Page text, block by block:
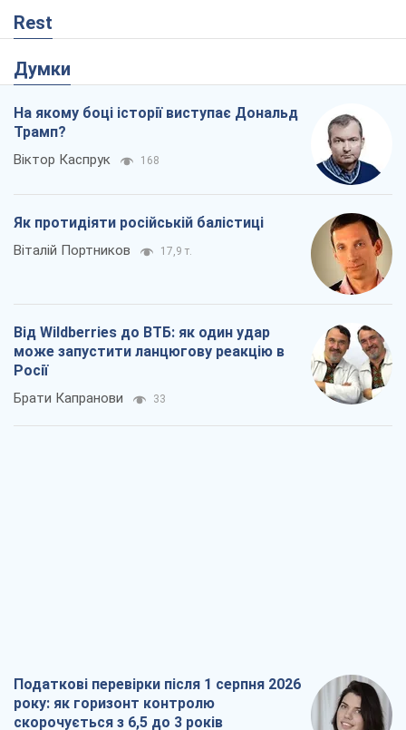
Rest
Думки
На якому боці історії виступає Дональд
Трамп?
Віктор Каспрук 168
Як протидіяти російській балістиці
Віталій Портников 17,9 т.
Від Wildberries до ВТБ: як один удар
може запустити ланцюгову реакцію в
Росії
Брати Капранови 33
Податкові перевірки після 1 серпня 2026
року: як горизонт контролю
скорочується з 6,5 до 3 років